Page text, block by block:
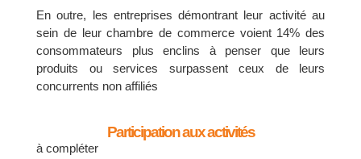
En outre, les entreprises démontrant leur activité au
sein de leur chambre de commerce voient 14% des
consommateurs plus enclins à penser que leurs
produits ou services surpassent ceux de leurs
concurrents non affiliés
Participation aux activités
à compléter